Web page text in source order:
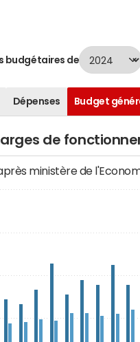
budgétaires de
Dépenses Budget
de
ministère de